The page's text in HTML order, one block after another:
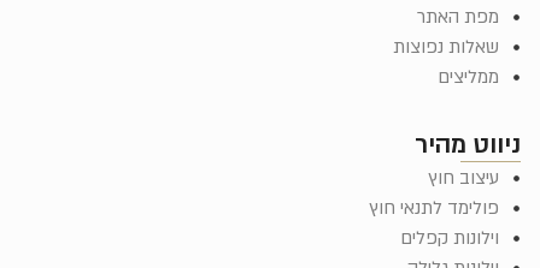
ניווט מהיר
עיצוב חוץ
פולימד לתנאי חוץ
וילונות קפלים
מפת האתר
שאלות נפוצות
ממליצים